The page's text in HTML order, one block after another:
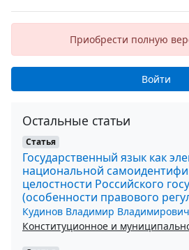
Приобрести полную
Войти
Остальные статьи
Статья
Государственный язык как
национальной
целостности Российского
(особенности правового
Кудинов Владимир Владимирович
Конституционное и